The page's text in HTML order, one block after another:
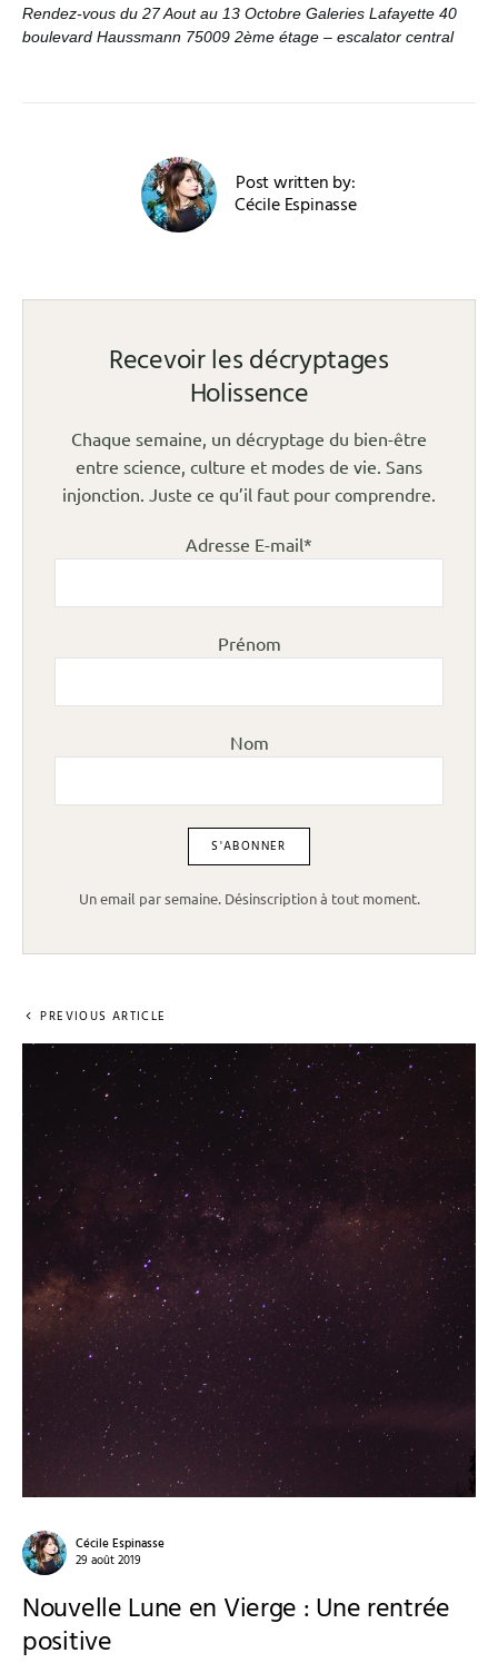
Rendez-vous du 27 Aout au 13 Octobre Galeries Lafayette 40
boulevard Haussmann 75009 2ème étage – escalator central
Post written by:
Cécile Espinasse
Recevoir les décryptages
Holissence
Chaque semaine, un décryptage du bien-être
entre science, culture et modes de vie. Sans
injonction. Juste ce qu’il faut pour comprendre.
Adresse E-mail*
Prénom
Nom
Un email par semaine. Désinscription à tout moment.
PREVIOUS ARTICLE
Cécile Espinasse
29 août 2019
Nouvelle Lune en Vierge : Une rentrée
positive